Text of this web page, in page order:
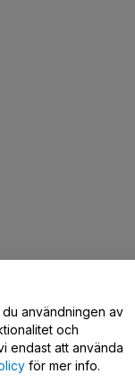
användningen av
och
endast att använda
för mer info.